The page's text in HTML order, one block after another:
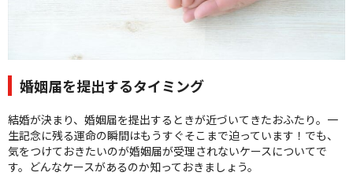
06-7777-7370
受付時間 11:00〜19:00/火曜日定休
よくあるご質問|会社概要|採用情報
お問い合わせ|プライバシーポリシー
婚姻届を提出するタイミング
結婚が決まり、婚姻届を提出するときが近づいてきたおふたり。一
生記念に残る運命の瞬間はもうすぐそこまで迫っています！でも、
気をつけておきたいのが婚姻届が受理されないケースについてで
す。どんなケースがあるのか知っておきましょう。